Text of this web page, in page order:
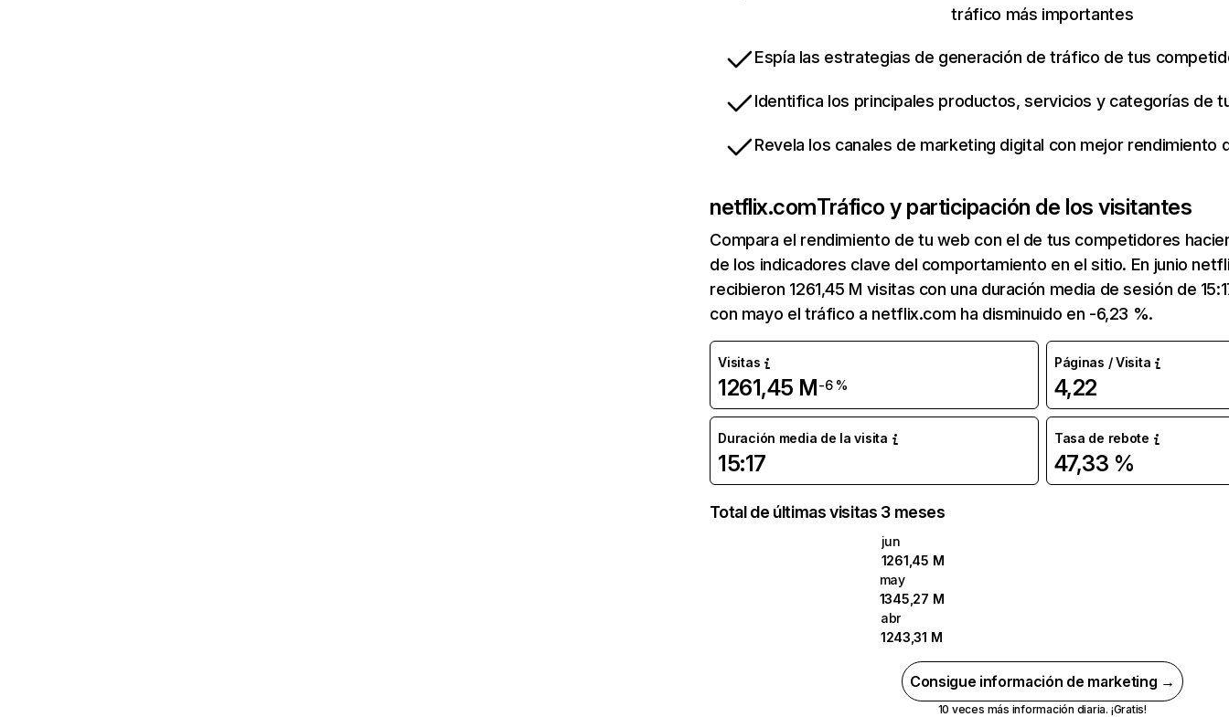
tráfico más importantes
Espía las estrategias de generación de tráfico de tus
Identifica los principales productos, servicios y categorías de
Revela los canales de marketing digital con mejor rendimiento
netflix.comTráfico y participación de los visitantes
Compara el rendimiento de tu web con el de tus competidores
de los indicadores clave del comportamiento en el sitio. En junio
recibieron 1261,45 M visitas con una duración media de sesión de
con mayo el tráfico a netflix.com ha disminuido en -6,23 %.
Visitas
1261,45 M-6 %
Páginas / Visita
4,22
Duración media de la visita
15:17
Tasa de rebote
47,33 %
Total de últimas visitas 3 meses
jun
1261,45 M
may
1345,27 M
abr
1243,31 M
Consigue información de marketing →
10 veces más información diaria. ¡Gratis!